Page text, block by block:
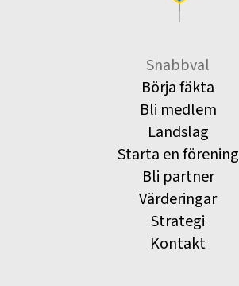
Snabbval
Börja fäkta
Bli medlem
Landslag
Starta en förening
Bli partner
Värderingar
Strategi
Kontakt